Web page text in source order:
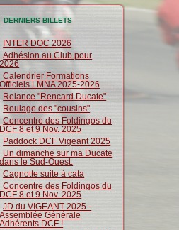
DERNIERS BILLETS
INTER DOC 2026
Adhésion au Club pour
2026
Calendrier Formations
Officiels LMNA 2025-2026
Relance "Rencard Ducate"
Roulage des "cousins"
Concentre des Foldingos du
DCF 8 et 9 Nov. 2025
Paddock DCF Vigeant 2025
Un dimanche sur ma Ducate
dans le Sud-Ouest.
Cagnotte suite à cata
Concentre des Foldingos du
DCF 8 et 9 Nov. 2025
JD du VIGEANT 2025 -
Assemblée Générale
Adhérents DCF !